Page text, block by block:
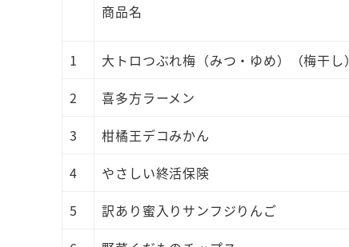
商品名
1
大トロつぶれ梅（みつ・ゆめ）（梅干し）
2
喜多方ラーメン
3
柑橘王デコみかん
4
やさしい終活保険
5
訳あり蜜入りサンフジりんご